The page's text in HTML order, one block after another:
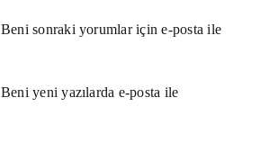
Beni sonraki yorumlar için e-posta ile
Beni yeni yazılarda e-posta ile